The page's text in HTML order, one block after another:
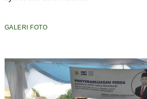
GALERI FOTO